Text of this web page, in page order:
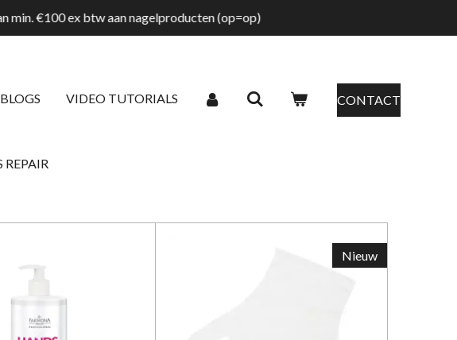
min. €100 ex btw aan nagelproducten (op=op)
BLOGS VIDEO TUTORIALS CONTACT
REPAIR
Nieuw